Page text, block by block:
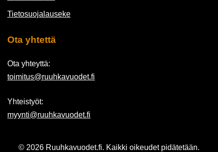
Tietosuojalauseke
Ota yhtettä
Ota yhteyttä:
toimitus@ruuhkavuodet.fi
Yhteistyöt:
myynti@ruuhkavuodet.fi
© 2026 Ruuhkavuodet.fi. Kaikki oikeudet pidätetään.